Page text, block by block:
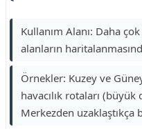
Kullanım Alanı: Daha
alanların
Örnekler: Kuzey ve
havacılık rotaları
Merkezden uzaklaştıkça